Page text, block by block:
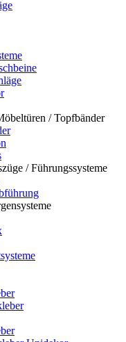
/ Topfbänder
/ Führungssysteme